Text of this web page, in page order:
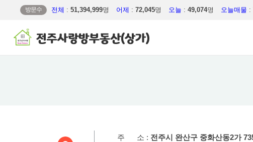
방문수 전체 : 51,394,999명 어제 : 72,045명 오늘 : 49,074명 오늘매물 :
주 소 : 전주시 완산구 중화산동2가